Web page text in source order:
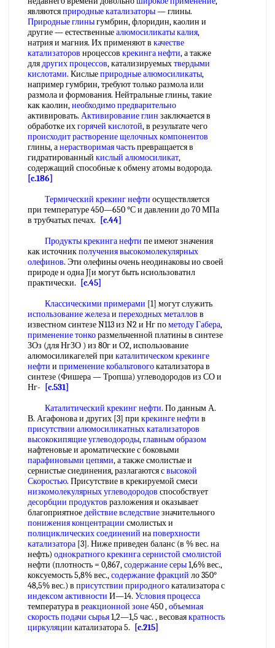
являютсяприродные катализаторы— глины.
Природные глиныгумбрин, флоридин, каолин и
другие — естественныеалюмосиликаты калия,
натрия и магния. Их применяют в качестве
катализаторов нроцессов крекинга нефти, а также
длядругих процессов, катализируемыхтвердыми
кислотами. Кислыеприродные алюмосиликаты,
например гумбрин, требуют только размола или
размола и формования. Нейтральные глины, такие
как каолин,необходимо предварительно
активировать. Активирование глин заключается в
обработке ихгорячей кислотой, в результате чего
происходит растворениещелочных компонентов
глины, анерастворимая частьпревращается в
гидратированный кислый алюмосиликат,
содержащий способные к обмену атомы водорода.
[c.186]
Термический крекинг нефти осуществляется
при температуре 450—650 °С и давлении до 70 МПа
в трубчатых печах.
[c.44]
Продукты крекинга нефти пе имеют значения
как источникполучения высокомолекулярных
олефинов. Эти олефины очень неодинаковы ио своей
природе н одна J[и могут быть нсиользоватнл
практически.
[c.45]
Классическими примерами [1] могут служить
использование железаи переходных металлов в
известном синтезе N113 из N2 и Нг пометоду Габера,
применение тонкоразмельченной платины в синтезе
ЗОз (для НгЗО ) из 80г и О2, использование
алюмосиликагелей при каталитическом крекинге
нефти и применение кобальтовогокатализатора в
синтезе (Фишера — Тропша) углеводородов из СО и
Нг-
[c.531]
Каталитический крекинг нефти. По данным А.
В. Агафонова и других [3] при крекинге нефти в
присутствии алюмосиликатных катализаторов
высококипящие углеводороды,главным образом
нафтеновые и ароматические с боковыми
парафиновыми цепями, а также смолистые и
сернистые сиединения, разлагаются свысокой
Скоростью. Присутствие в крекируемой смеси
низкомолекулярных углеводородов способствует
десорбции продуктов разложения и оказывает
благоприятноедействие вследствиезначительного
понижения концентрации смолистых и
полициклических соединений наповерхности
катализатора [3]. Ниже приведен баланс (в % вес. на
нефть) однократного крекингасернистой смолистой
нефти (плотность = 0,867,содержание серы1,6% вес.,
коксуемость 5,8% вес.,содержание фракций ло 350°
48,5% вес.) в присутствии природногокатализатора с
индексом активности И—14. Условия процесса
температура в реакционной зоне450 ,объемная
скорость подачи сырья1,2—1,5 час. , весоваякратность
циркуляции катализатора 5. [c.215]